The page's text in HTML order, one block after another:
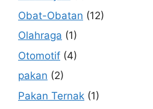
Obat-Obatan (12)
Olahraga (1)
Otomotif (4)
pakan (2)
Pakan Ternak (1)